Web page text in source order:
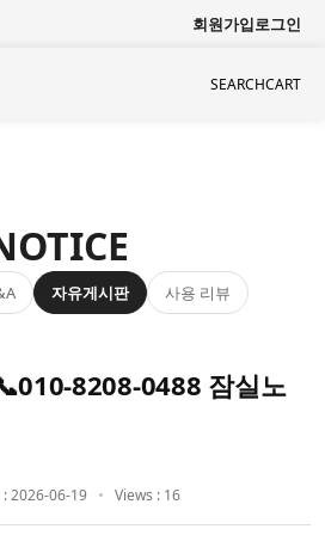
회원가입로그인
SEARCHCART
자유게시판 사용 리뷰
8208-0488 잠실노
2026-06-19 Views : 16